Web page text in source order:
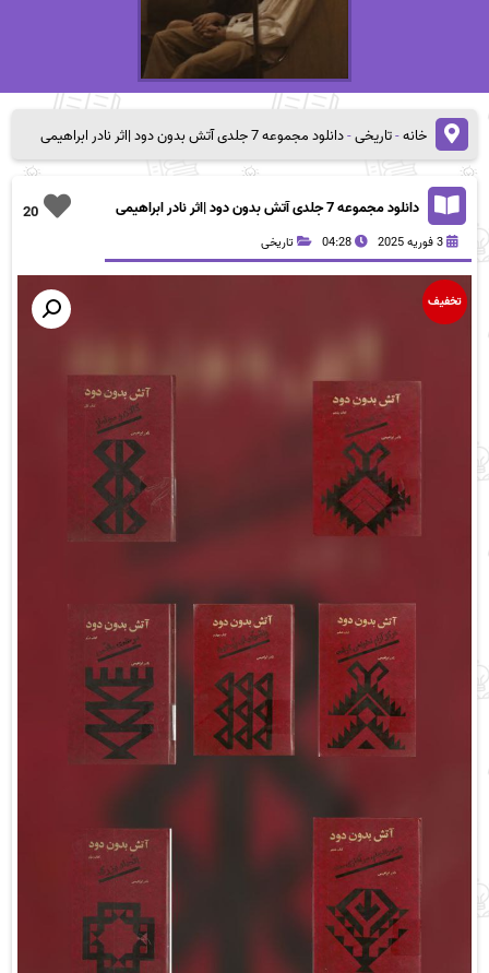
خانه-تاریخی-دانلود مجموعه 7 جلدی آتش بدون دود |اثر نادر ابراهیمی
20 دانلود مجموعه 7 جلدی آتش بدون دود |اثر نادر ابراهیمی
3 فوریه 2025 04:28 تاریخی
تخفیف